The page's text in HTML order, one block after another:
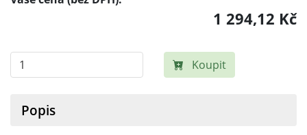
1 294,12 Kč
Koupit
Popis